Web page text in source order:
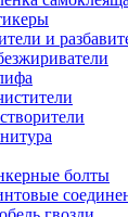
и
болты